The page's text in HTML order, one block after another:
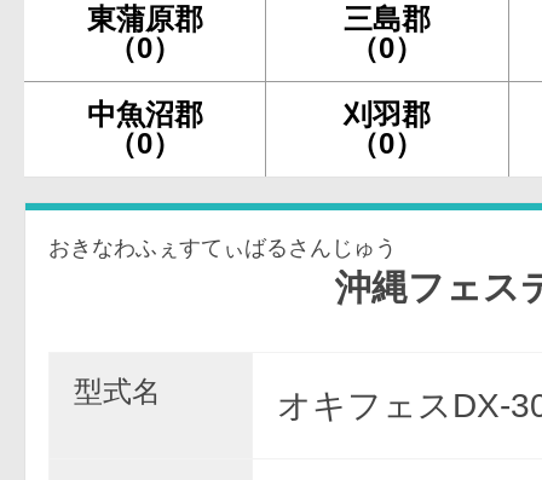
東蒲原郡
（0）
三島郡
（0）
中魚沼郡
（0）
刈羽郡
（0）
おきなわふぇすてぃばるさんじゅう
沖縄フェスティ
型式名 オキフェスDX-